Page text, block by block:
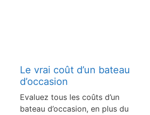
Le vrai coût d’un bateau
d’occasion
Evaluez tous les coûts d’un
bateau d’occasion, en plus du